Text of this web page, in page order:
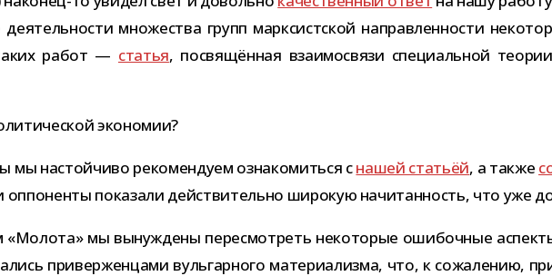
мно­же­ства групп марк­сист­ской направ­лен­но­сти
работ — ста­тья, посвя­щён­ная вза­и­мо­связи спе­ци­аль­ной
экономии?
мы настой­чиво реко­мен­дуем озна­ко­миться снашей ста­тьёй, а также
оппо­ненты пока­зали дей­стви­тельно широ­кую начи­тан­ность, что уже
«Молота» мы вынуж­дены пере­смот­реть неко­то­рые оши­боч­ные
при­вер­жен­цами вуль­гар­ного мате­ри­а­лизма, что, к сожа­ле­нию,